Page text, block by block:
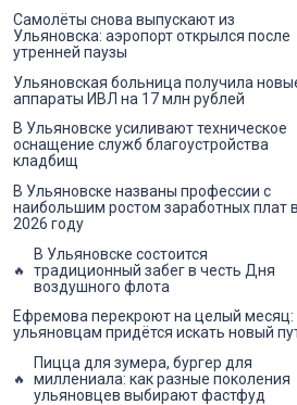
Самолёты снова выпускают из
Ульяновска: аэропорт открылся после
утренней паузы
Ульяновская больница получила
аппараты ИВЛ на 17 млн рублей
В Ульяновске усиливают техническое
оснащение служб благоустройства
кладбищ
В Ульяновске названы профессии с
наибольшим ростом заработных плат в
2026 году
В Ульяновске состоится
традиционный забег в честь Дня
воздушного флота
Ефремова перекроют на целый месяц:
ульяновцам придётся искать новый
Пицца для зумера, бургер для
миллениала: как разные поколения
ульяновцев выбирают фастфуд